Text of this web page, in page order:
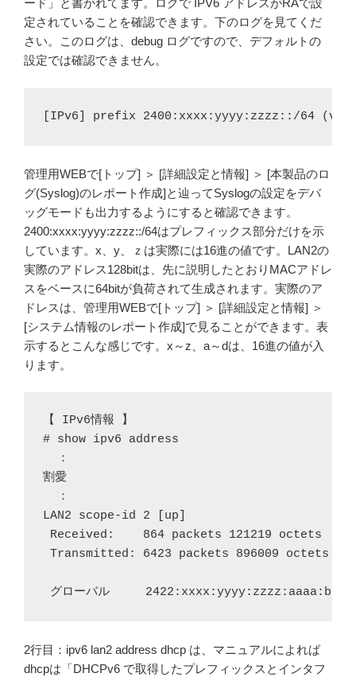
ード」と書かれてます。ログで IPV6 アドレスがRAで設
定されていることを確認できます。下のログを見てくだ
さい。このログは、debug ログですので、デフォルトの
設定では確認できません。
[IPv6] prefix 2400:xxxx:yyyy:zzzz::/64
管理用WEBで[トップ] ＞ [詳細設定と情報] ＞ [本製品のロ
グ(Syslog)のレポート作成]と辿ってSyslogの設定をデバ
ッグモードも出力するようにすると確認できます。
2400:xxxx:yyyy:zzzz::/64はプレフィックス部分だけを示
しています。x、y、ｚは実際には16進の値です。LAN2の
実際のアドレス128bitは、先に説明したとおりMACアドレ
スをベースに64bitが負荷されて生成されます。実際のア
ドレスは、管理用WEBで[トップ] ＞ [詳細設定と情報] ＞
[システム情報のレポート作成]で見ることができます。表
示するとこんな感じです。x～z、a～dは、16進の値が入
ります。
【 IPv6情報 】
# show ipv6 address
  ：
割愛
  ：
LAN2 scope-id 2 [up]
Received:    864 packets 121219 octets
Transmitted: 6423 packets 896009 octets
グローバル
2行目：ipv6 lan2 address dhcp は、マニュアルによれば
dhcpは「DHCPv6 で取得したプレフィックスとインタフ